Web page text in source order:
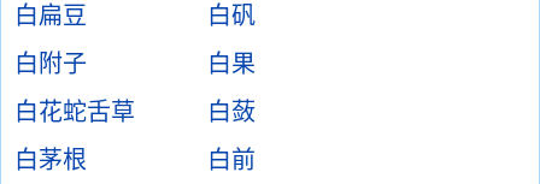
白扁豆
白矾
白附子
白果
白花蛇舌草
白蔹
白茅根
白前